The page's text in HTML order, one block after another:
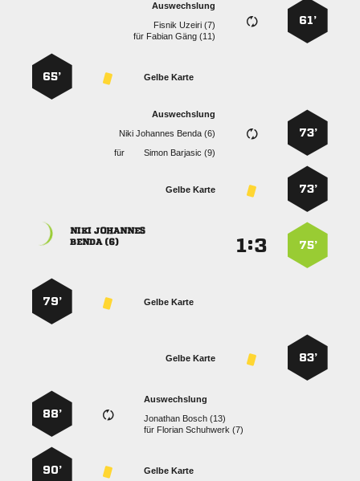
61’
Auswechslung
  
für   
Gelbe Karte
65’
73’
Auswechslung
   
für
  
73’
Gelbe Karte
75’
:
 
 
Gelbe Karte
79’
83’
Gelbe Karte
Auswechslung
  
für   
88’
Gelbe Karte
90’